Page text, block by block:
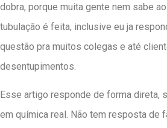
dobra, porque muita gente nem sabe
tubulação é feita, inclusive eu ja
questão pra muitos colegas e até
desentupimentos.
Esse artigo responde de forma direta,
em química real. Não tem resposta de